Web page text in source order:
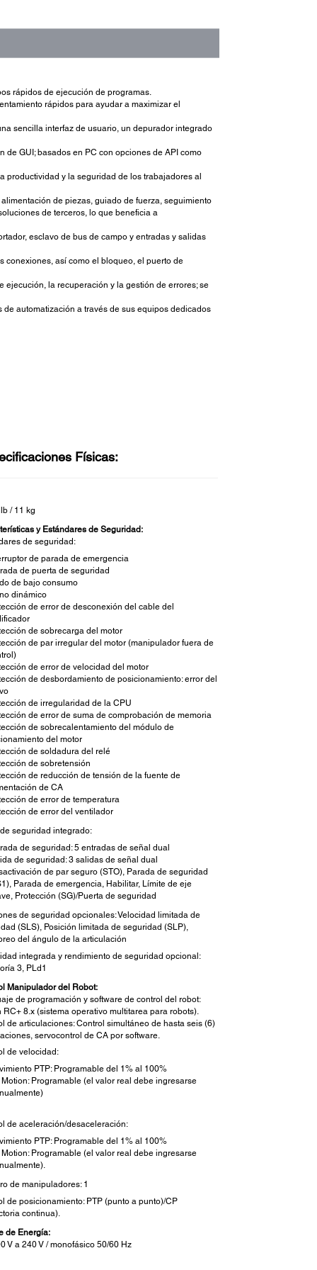
rápidos de ejecución de programas.
rápidos para ayudar a maximizar el
sencilla interfaz de usuario, un depurador integrado
GUI; basados en PC con opciones de API como
y la seguridad de los trabajadores al
de piezas, guiado de fuerza, seguimiento
de terceros, lo que beneficia a
esclavo de bus de campo y entradas y salidas
conexiones, así como el bloqueo, el puerto de
la recuperación y la gestión de errores; se
automatización a través de sus equipos dedicados
Físicas:
/ 11 kg
y Estándares de Seguridad:
de seguridad:
de parada de emergencia
de puerta de seguridad
de bajo consumo
dinámico
de error de desconexión del cable del
de sobrecarga del motor
de par irregular del motor (manipulador fuera de
de error de velocidad del motor
de desbordamiento de posicionamiento: error del
de irregularidad de la CPU
de error de suma de comprobación de memoria
de sobrecalentamiento del módulo de
del motor
de soldadura del relé
de sobretensión
de reducción de tensión de la fuente de
de CA
de error de temperatura
de error del ventilador
seguridad integrado:
de seguridad: 5 entradas de señal dual
de seguridad: 3 salidas de señal dual
de par seguro (STO), Parada de seguridad
Parada de emergencia, Habilitar, Límite de eje
Protección (SG)/Puerta de seguridad
de seguridad opcionales: Velocidad limitada de
(SLS), Posición limitada de seguridad (SLP),
del ángulo de la articulación
integrada y rendimiento de seguridad opcional:
3, PLd1
Manipulador del Robot:
de programación y software de control del robot:
RC+ 8.x (sistema operativo multitarea para robots).
de articulaciones: Control simultáneo de hasta seis (6)
servocontrol de CA por software.
de velocidad:
PTP: Programable del 1% al 100%
Motion: Programable (el valor real debe ingresarse
de aceleración/desaceleración:
PTP: Programable del 1% al 100%
Motion: Programable (el valor real debe ingresarse
de manipuladores: 1
de posicionamiento: PTP (punto a punto)/CP
continua).
de Energía:
V a 240 V / monofásico 50/60 Hz